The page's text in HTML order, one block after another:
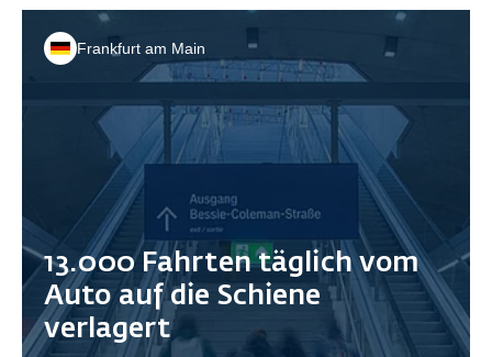
Frankfurt am Main
13.000 Fahrten täglich vom
Auto auf die Schiene
verlagert